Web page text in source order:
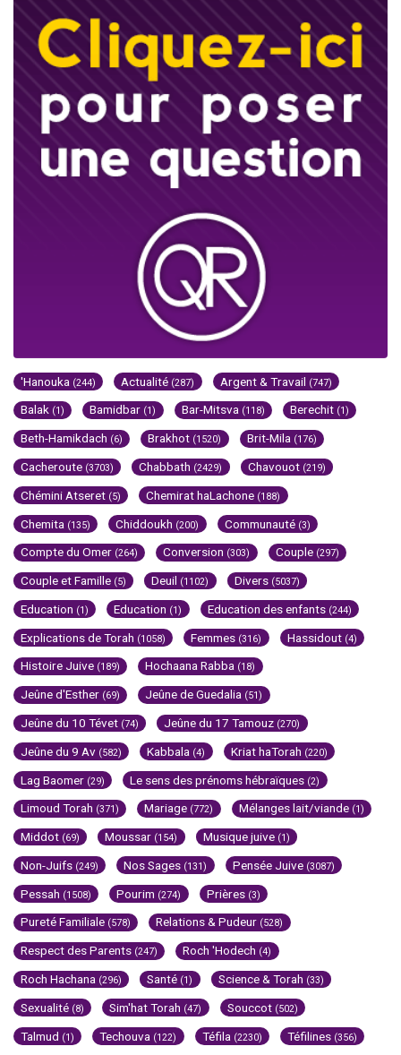
'Hanouka (244) Actualité (287) Argent & Travail (747)
Balak (1) Bamidbar (1) Bar-Mitsva (118) Berechit (1)
Beth-Hamikdach (6) Brakhot (1520) Brit-Mila (176)
Cacheroute (3703) Chabbath (2429) Chavouot (219)
Chémini Atseret (5) Chemirat haLachone (188)
Chemita (135) Chiddoukh (200) Communauté (3)
Compte du Omer (264) Conversion (303) Couple (297)
Couple et Famille (5) Deuil (1102) Divers (5037)
Education (1) Education (1) Education des enfants (244)
Explications de Torah (1058) Femmes (316) Hassidout (4)
Histoire Juive (189) Hochaana Rabba (18)
Jeûne d'Esther (69) Jeûne de Guedalia (51)
Jeûne du 10 Tévet (74) Jeûne du 17 Tamouz (270)
Jeûne du 9 Av (582) Kabbala (4) Kriat haTorah (220)
Lag Baomer (29) Le sens des prénoms hébraïques (2)
Limoud Torah (371) Mariage (772) Mélanges lait/viande (1)
Middot (69) Moussar (154) Musique juive (1)
Non-Juifs (249) Nos Sages (131) Pensée Juive (3087)
Pessah (1508) Pourim (274) Prières (3)
Pureté Familiale (578) Relations & Pudeur (528)
Respect des Parents (247) Roch 'Hodech (4)
Roch Hachana (296) Santé (1) Science & Torah (33)
Sexualité (8) Sim'hat Torah (47) Souccot (502)
Talmud (1) Techouva (122) Téfila (2230) Téfilines (356)